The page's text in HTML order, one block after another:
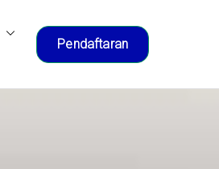
Pendaftaran